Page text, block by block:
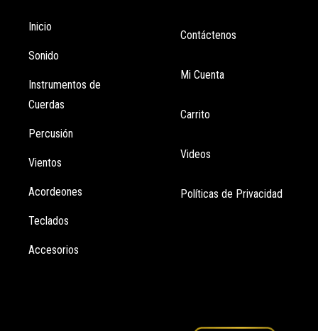
Inicio
Sonido
Instrumentos de
Cuerdas
Percusión
Vientos
Acordeones
Teclados
Accesorios
Contáctenos
Mi Cuenta
Carrito
Videos
Políticas de Privacidad